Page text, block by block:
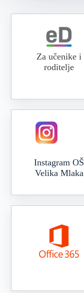
Za učenike i
roditelje
Instagram OŠ
Velika Mlaka